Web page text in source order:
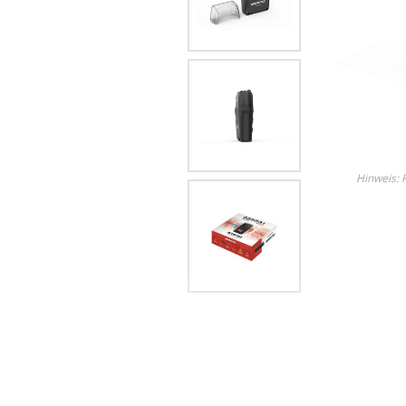
Ricambi tutti i modelli
Entdecken Sie alle
Hinweis: